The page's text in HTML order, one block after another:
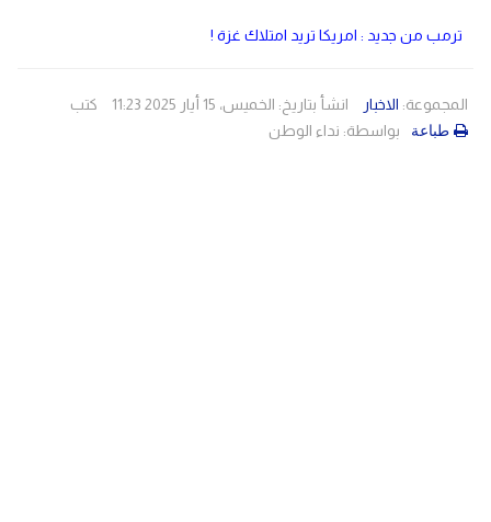
ترمب من جديد : امريكا تريد امتلاك غزة !
المجموعة: الاخبار انشأ بتاريخ: الخميس، 15 أيار 2025 11:23
كتب
بواسطة: نداء الوطن طباعة
محلي
فلسطين
عربي